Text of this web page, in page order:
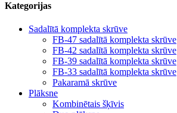
Kategorijas
Sadalītā komplekta skrūve
FB-47 sadalītā komplekta skrūve
FB-42 sadalītā komplekta skrūve
FB-39 sadalītā komplekta skrūve
FB-33 sadalītā komplekta skrūve
Pakaramā skrūve
Plāksne
Kombinētais šķīvis